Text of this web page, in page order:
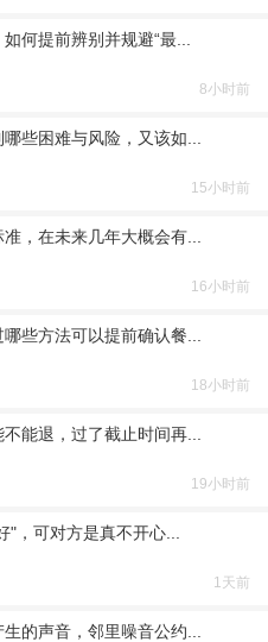
何提前辨别并规避“最...
8小时前
些困难与风险，又该如...
15小时前
，在未来几年大概会有...
16小时前
些方法可以提前确认餐...
18小时前
能退，过了截止时间再...
19小时前
"，可对方是真不开心...
1天前
的声音，邻里噪音公约...